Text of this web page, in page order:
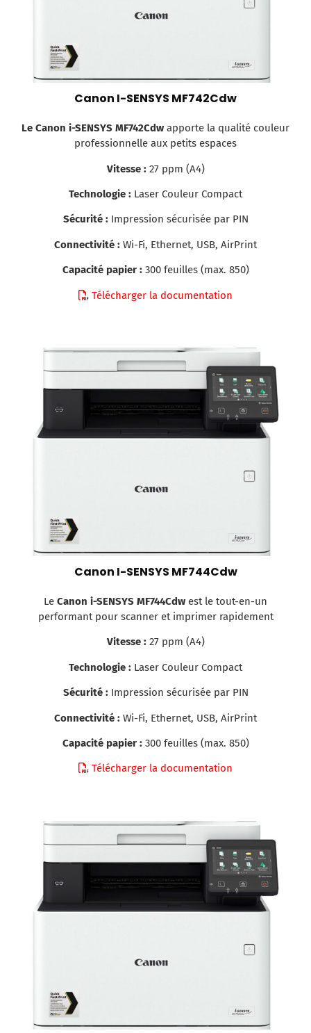
Canon I-SENSYS MF742Cdw
Le Canon i-SENSYS MF742Cdw apporte la qualité couleur
professionnelle aux petits espaces
Vitesse : 27 ppm (A4)
Technologie : Laser Couleur Compact
Sécurité : Impression sécurisée par PIN
Connectivité : Wi-Fi, Ethernet, USB, AirPrint
Capacité papier : 300 feuilles (max. 850)
Télécharger la documentation
Canon I-SENSYS MF744Cdw
Le Canon i-SENSYS MF744Cdw est le tout-en-un
performant pour scanner et imprimer rapidement
Vitesse : 27 ppm (A4)
Technologie : Laser Couleur Compact
Sécurité : Impression sécurisée par PIN
Connectivité : Wi-Fi, Ethernet, USB, AirPrint
Capacité papier : 300 feuilles (max. 850)
Télécharger la documentation